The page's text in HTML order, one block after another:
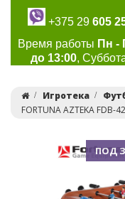
+375 29 605
Время работы Пн -
до 13:00,
Игротека
FORTUNA AZTEKA FDB-
ПОД